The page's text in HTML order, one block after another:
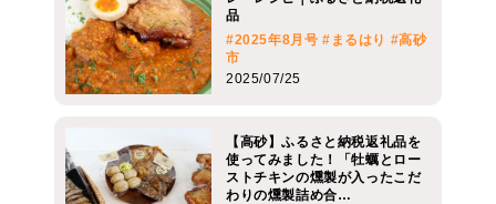
品
#2025年8月号 #まるはり #高砂
市
2025/07/25
【高砂】ふるさと納税返礼品を
使ってみました！「牡蠣とロー
ストチキンの燻製が入ったこだ
わりの燻製詰め合…